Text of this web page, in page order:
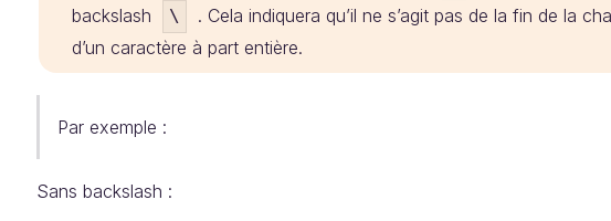
backslash
\
. Cela indiquera qu’il ne s’agit pas de la fin de la
d’un caractère à part entière.
Par exemple :
Sans backslash :